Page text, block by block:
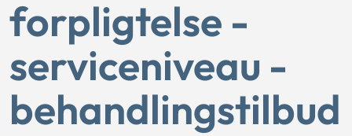
forpligtelse -
serviceniveau -
behandlingstilbud